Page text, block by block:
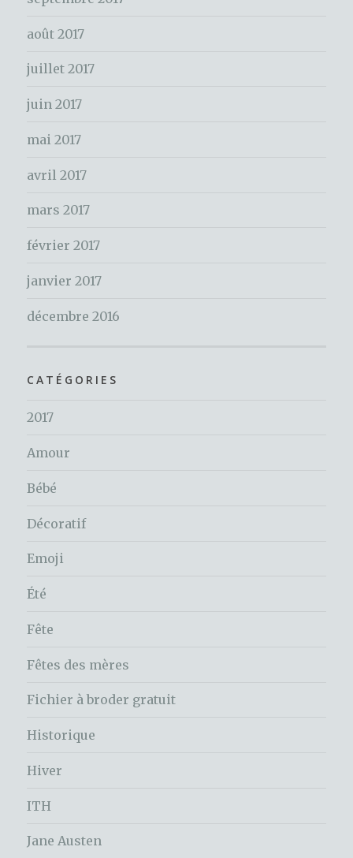
e
:
août 2017
juillet 2017
juin 2017
mai 2017
avril 2017
mars 2017
février 2017
janvier 2017
décembre 2016
CATÉGORIES
2017
Amour
Bébé
Décoratif
Emoji
Été
Fête
Fêtes des mères
Fichier à broder gratuit
Historique
Hiver
ITH
Jane Austen